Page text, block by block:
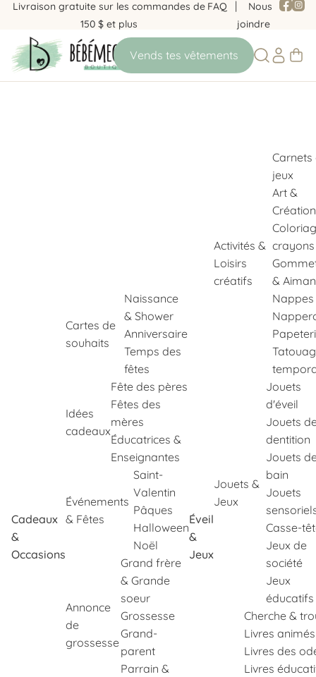
Livraison gratuite sur les commandes de
150 $ et plus
FAQ
Nous
joindre
Cadeaux
&
Occasions
Cartes de
souhaits
Naissance
& Shower
Anniversaire
Temps des
fêtes
Idées
cadeaux
Fête des pères
Fêtes des
mères
Éducatrices &
Enseignantes
Événements
& Fêtes
Saint-
Valentin
Pâques
Halloween
Noël
Annonce
de
grossesse
Grand frère
& Grande
soeur
Grossesse
Grand-
parent
Parrain &
Éveil
&
Jeux
Activités &
Loisirs
créatifs
Carnets
jeux
Art &
Création
crayons
&
Nappes
Jouets &
Jeux
Jouets
d'éveil
Jouets
dentition
Jouets
bain
Jouets
Casse-
Jeux de
société
Jeux
éducatifs
Cherche &
Livres animés
Livres des
Livres